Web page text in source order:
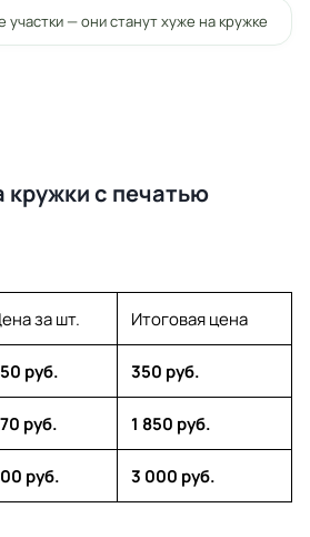
— они станут хуже на кружке
кружки с печатью
за шт. Итоговая цена
руб. 350 руб.
руб. 1 850 руб.
руб. 3 000 руб.